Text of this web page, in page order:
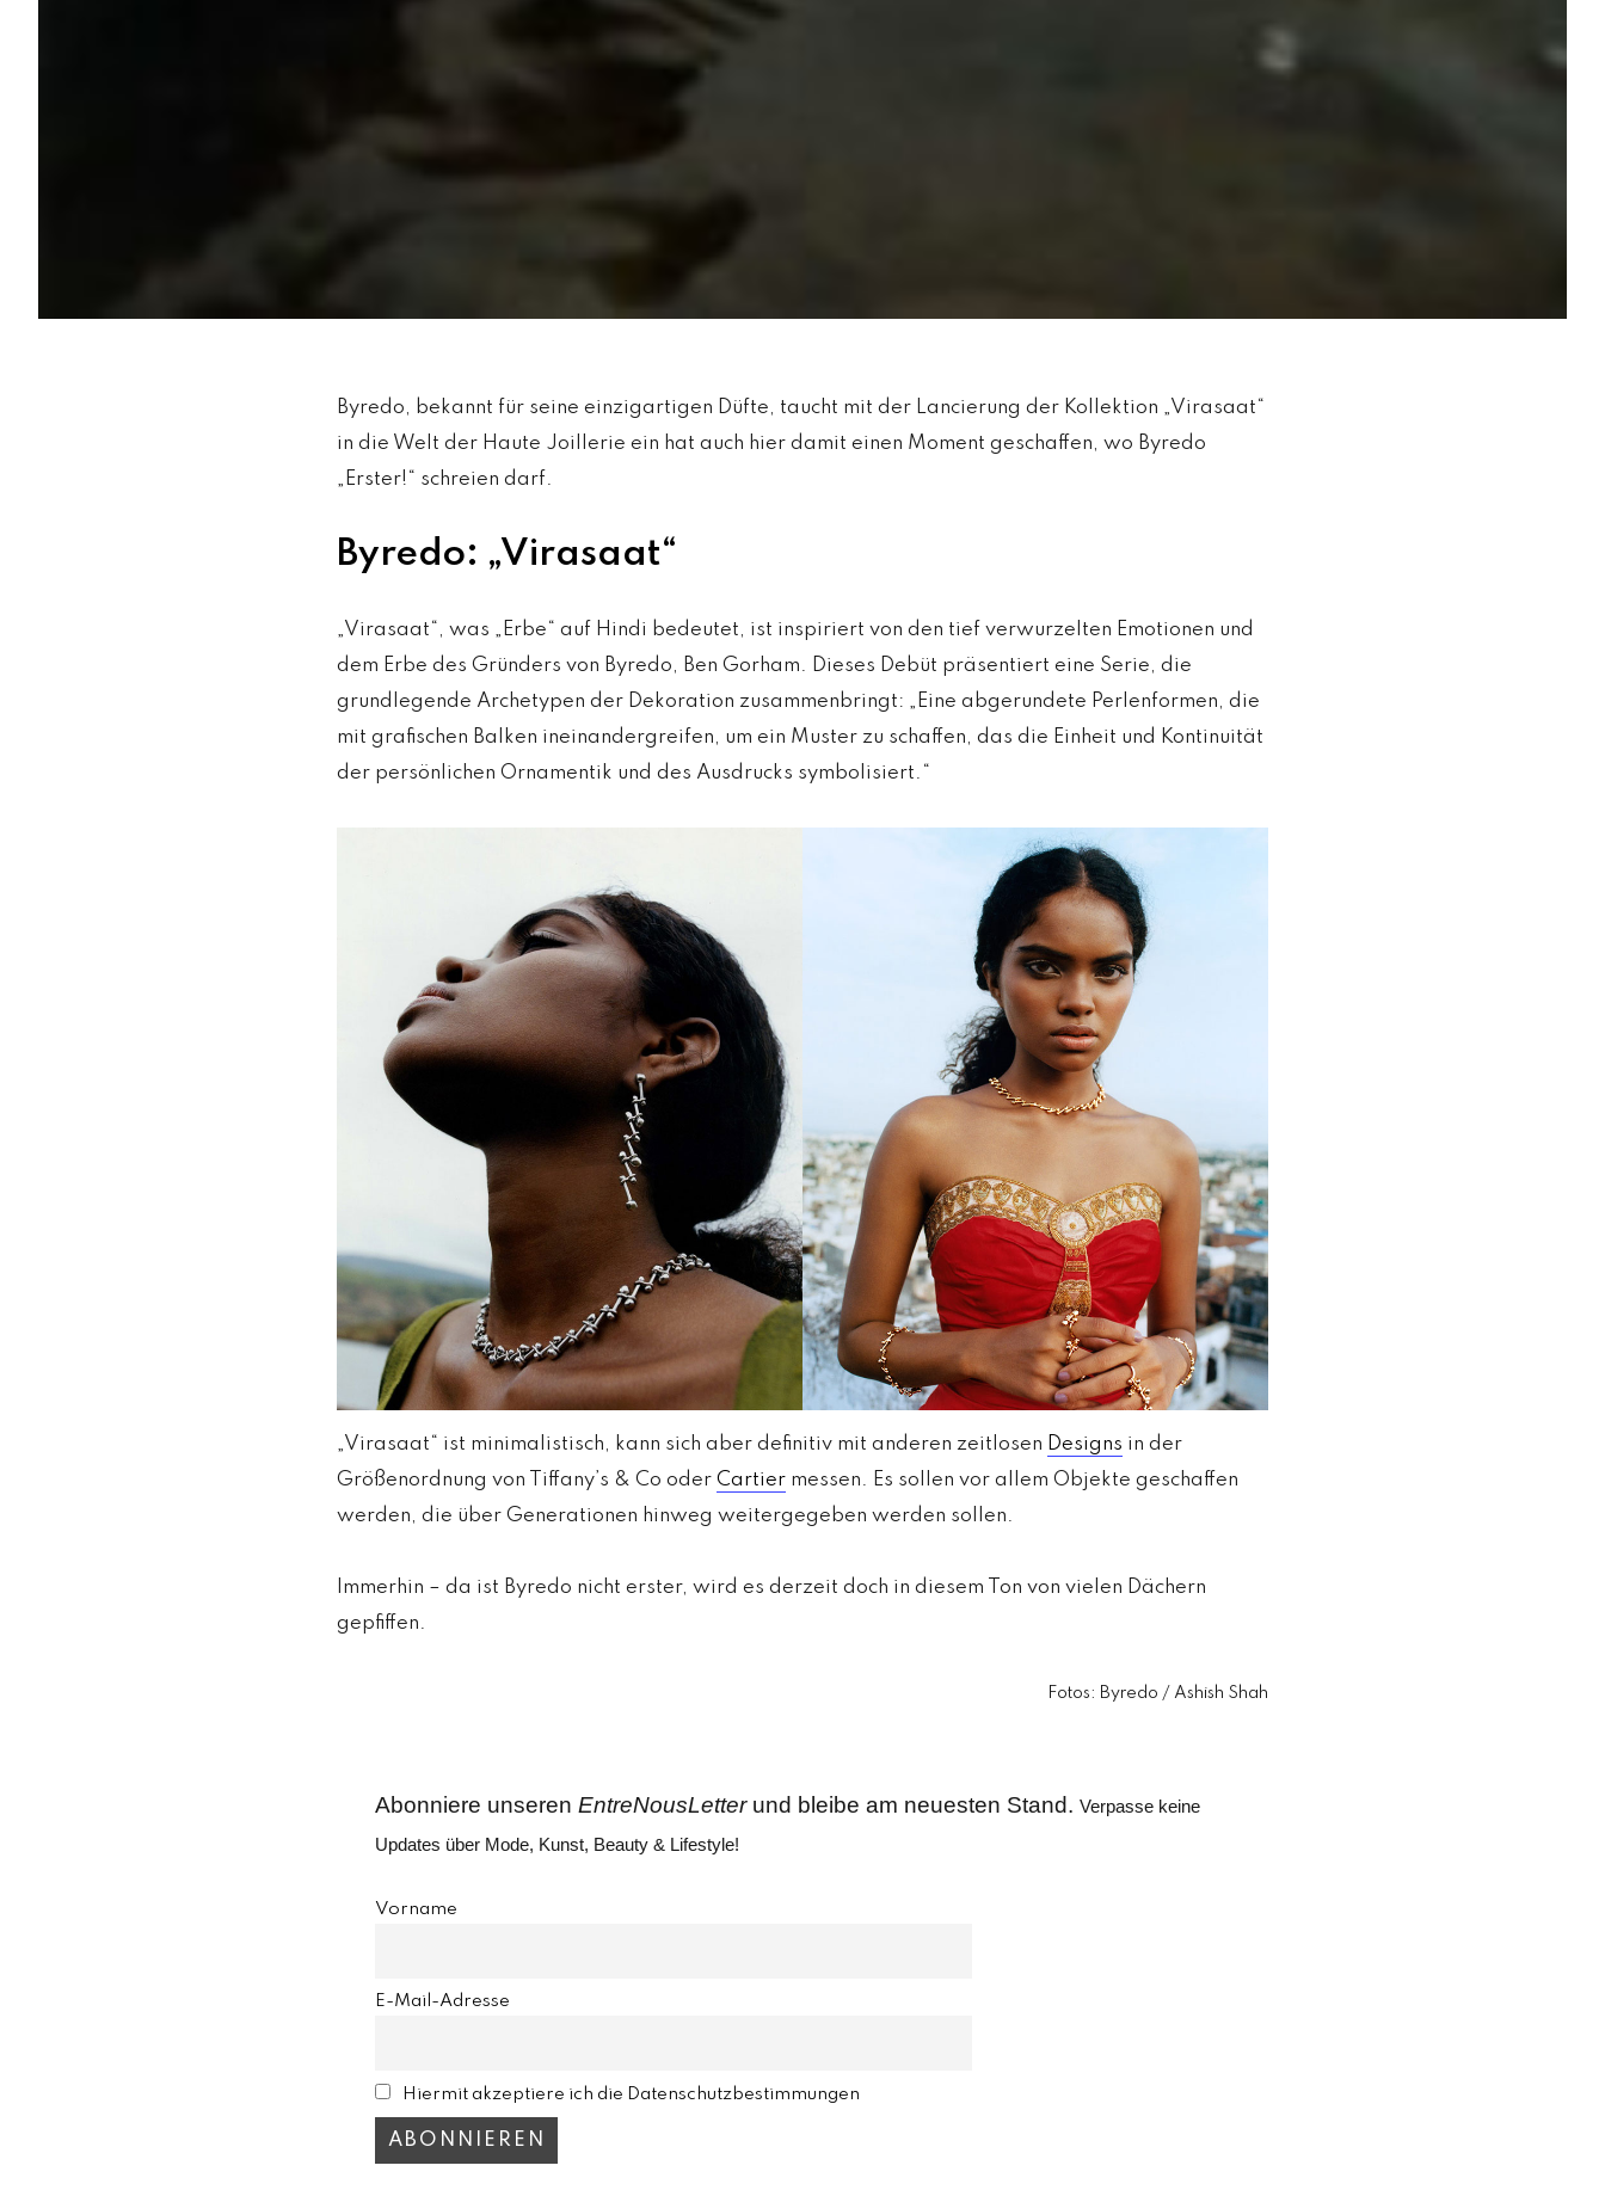
Byredo, bekannt für seine einzigartigen Düfte, taucht mit der Lancierung der Kollektion „Virasaat“
in die Welt der Haute Joillerie ein hat auch hier damit einen Moment geschaffen, wo Byredo
„Erster!“ schreien darf.
Byredo: „Virasaat“
„Virasaat“, was „Erbe“ auf Hindi bedeutet, ist inspiriert von den tief verwurzelten Emotionen und
dem Erbe des Gründers von Byredo, Ben Gorham. Dieses Debüt präsentiert eine Serie, die
grundlegende Archetypen der Dekoration zusammenbringt: „Eine abgerundete Perlenformen, die
mit grafischen Balken ineinandergreifen, um ein Muster zu schaffen, das die Einheit und Kontinuität
der persönlichen Ornamentik und des Ausdrucks symbolisiert.“
„Virasaat“ ist minimalistisch, kann sich aber definitiv mit anderen zeitlosen Designs in der
Größenordnung von Tiffany’s & Co oder Cartier messen. Es sollen vor allem Objekte geschaffen
werden, die über Generationen hinweg weitergegeben werden sollen.
Immerhin – da ist Byredo nicht erster, wird es derzeit doch in diesem Ton von vielen Dächern
gepfiffen.
Fotos: Byredo / Ashish Shah
Abonniere unseren EntreNousLetterund bleibe am neuesten Stand. Verpasse keine
Updates über Mode, Kunst, Beauty & Lifestyle!
Vorname
E-Mail-Adresse
Hiermit akzeptiere ich die Datenschutzbestimmungen